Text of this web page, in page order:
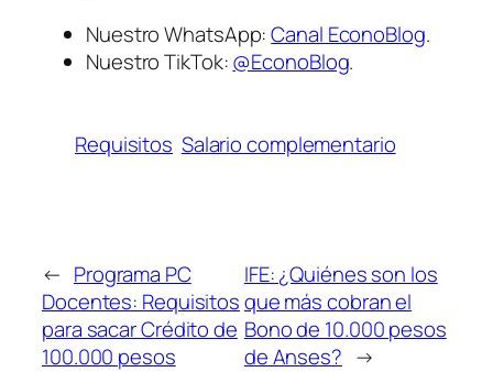
Nuestro WhatsApp:Canal EconoBlog.
Nuestro TikTok:@EconoBlog.
Requisitos Salario complementario
← Programa PC
Docentes: Requisitos
para sacar Crédito de
100.000 pesos
IFE: ¿Quiénes son los
que más cobran el
Bono de 10.000 pesos
de Anses? →